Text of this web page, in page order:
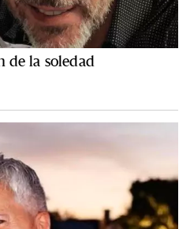
de la soledad